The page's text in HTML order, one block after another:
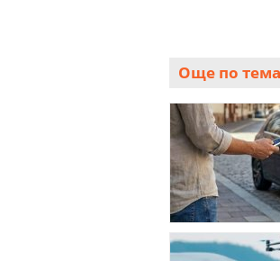
Още по